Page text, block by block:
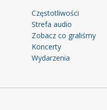
Częstotliwości
Strefa audio
Zobacz co graliśmy
Koncerty
Wydarzenia